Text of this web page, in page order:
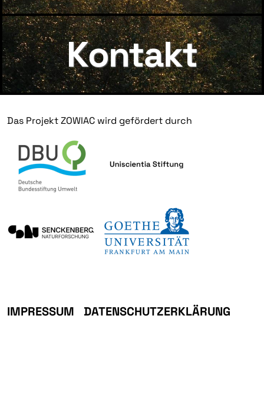
Kontakt
Das Projekt ZOWIAC wird gefördert durch
IMPRESSUM DATENSCHUTZERKLÄRUNG